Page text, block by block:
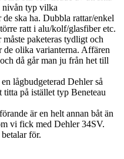
nivån typ vilka
ska ha. Dubbla rattar/enkel
ratt i alu/kolf/glasfiber etc.
paketeras tydligt och
de olika varianterna. Affären
då går man ju från het till
lågbudgeterad Dehler så
titta på istället typ Beneteau
är en helt annan båt än
vi fick med Dehler 34SV.
för.